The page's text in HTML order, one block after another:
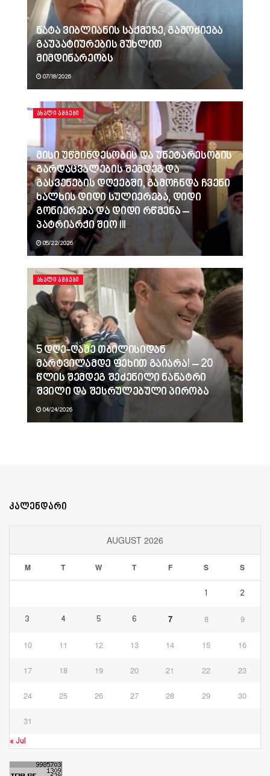
ნატა ვიბლიანის საქმეზე, გამოძიება
გაუპატიურების მუხლით
მიმდინარეობს
07/18/2026
ᲐᲮᲐᲚᲘ ᲐᲛᲑᲔᲑᲘ
მისი უწმინდესობის და უნეტარესობის
გარდაცვალების შემდეგ და
გასვენების დღეებში, გამოჩნდა ჩვენი
ხალხის დიდი სულიერება, დიდი
გონიერება და დიდი რწმენა –
პატრიარქი შიო III
05/22/2026
ᲐᲮᲐᲚᲘ ᲐᲛᲑᲔᲑᲘ
5 დღე-ღამე თბილისიდან
მარტვილამდე ფეხით გაიარა! – 20
წლის შემდეგ შეძენილი ნანატრი
შვილი და შესრულებული პირობა
04/24/2026
კალენდარი
AUGUST 2026
M T W T F S S
1 2
3 4 5 6 7 8 9
10 11 12 13 14 15 16
17 18 19 20 21 22 23
24 25 26 27 28 29 30
31
« Jul